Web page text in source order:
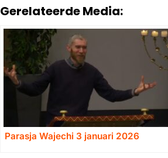
Gerelateerde Media:
Parasja Wajechi 3 januari 2026